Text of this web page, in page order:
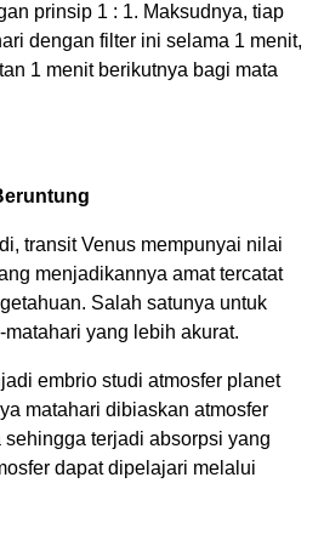
prinsip 1 : 1. Maksudnya, tiap
dengan filter ini selama 1 menit,
1 menit berikutnya bagi mata
transit Venus mempunyai nilai
menjadikannya amat tercatat
Salah satunya untuk
yang lebih akurat.
embrio studi atmosfer planet
matahari dibiaskan atmosfer
terjadi absorpsi yang
dapat dipelajari melalui